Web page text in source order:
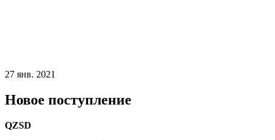
27 янв. 2021
Новое поступление
QZSD